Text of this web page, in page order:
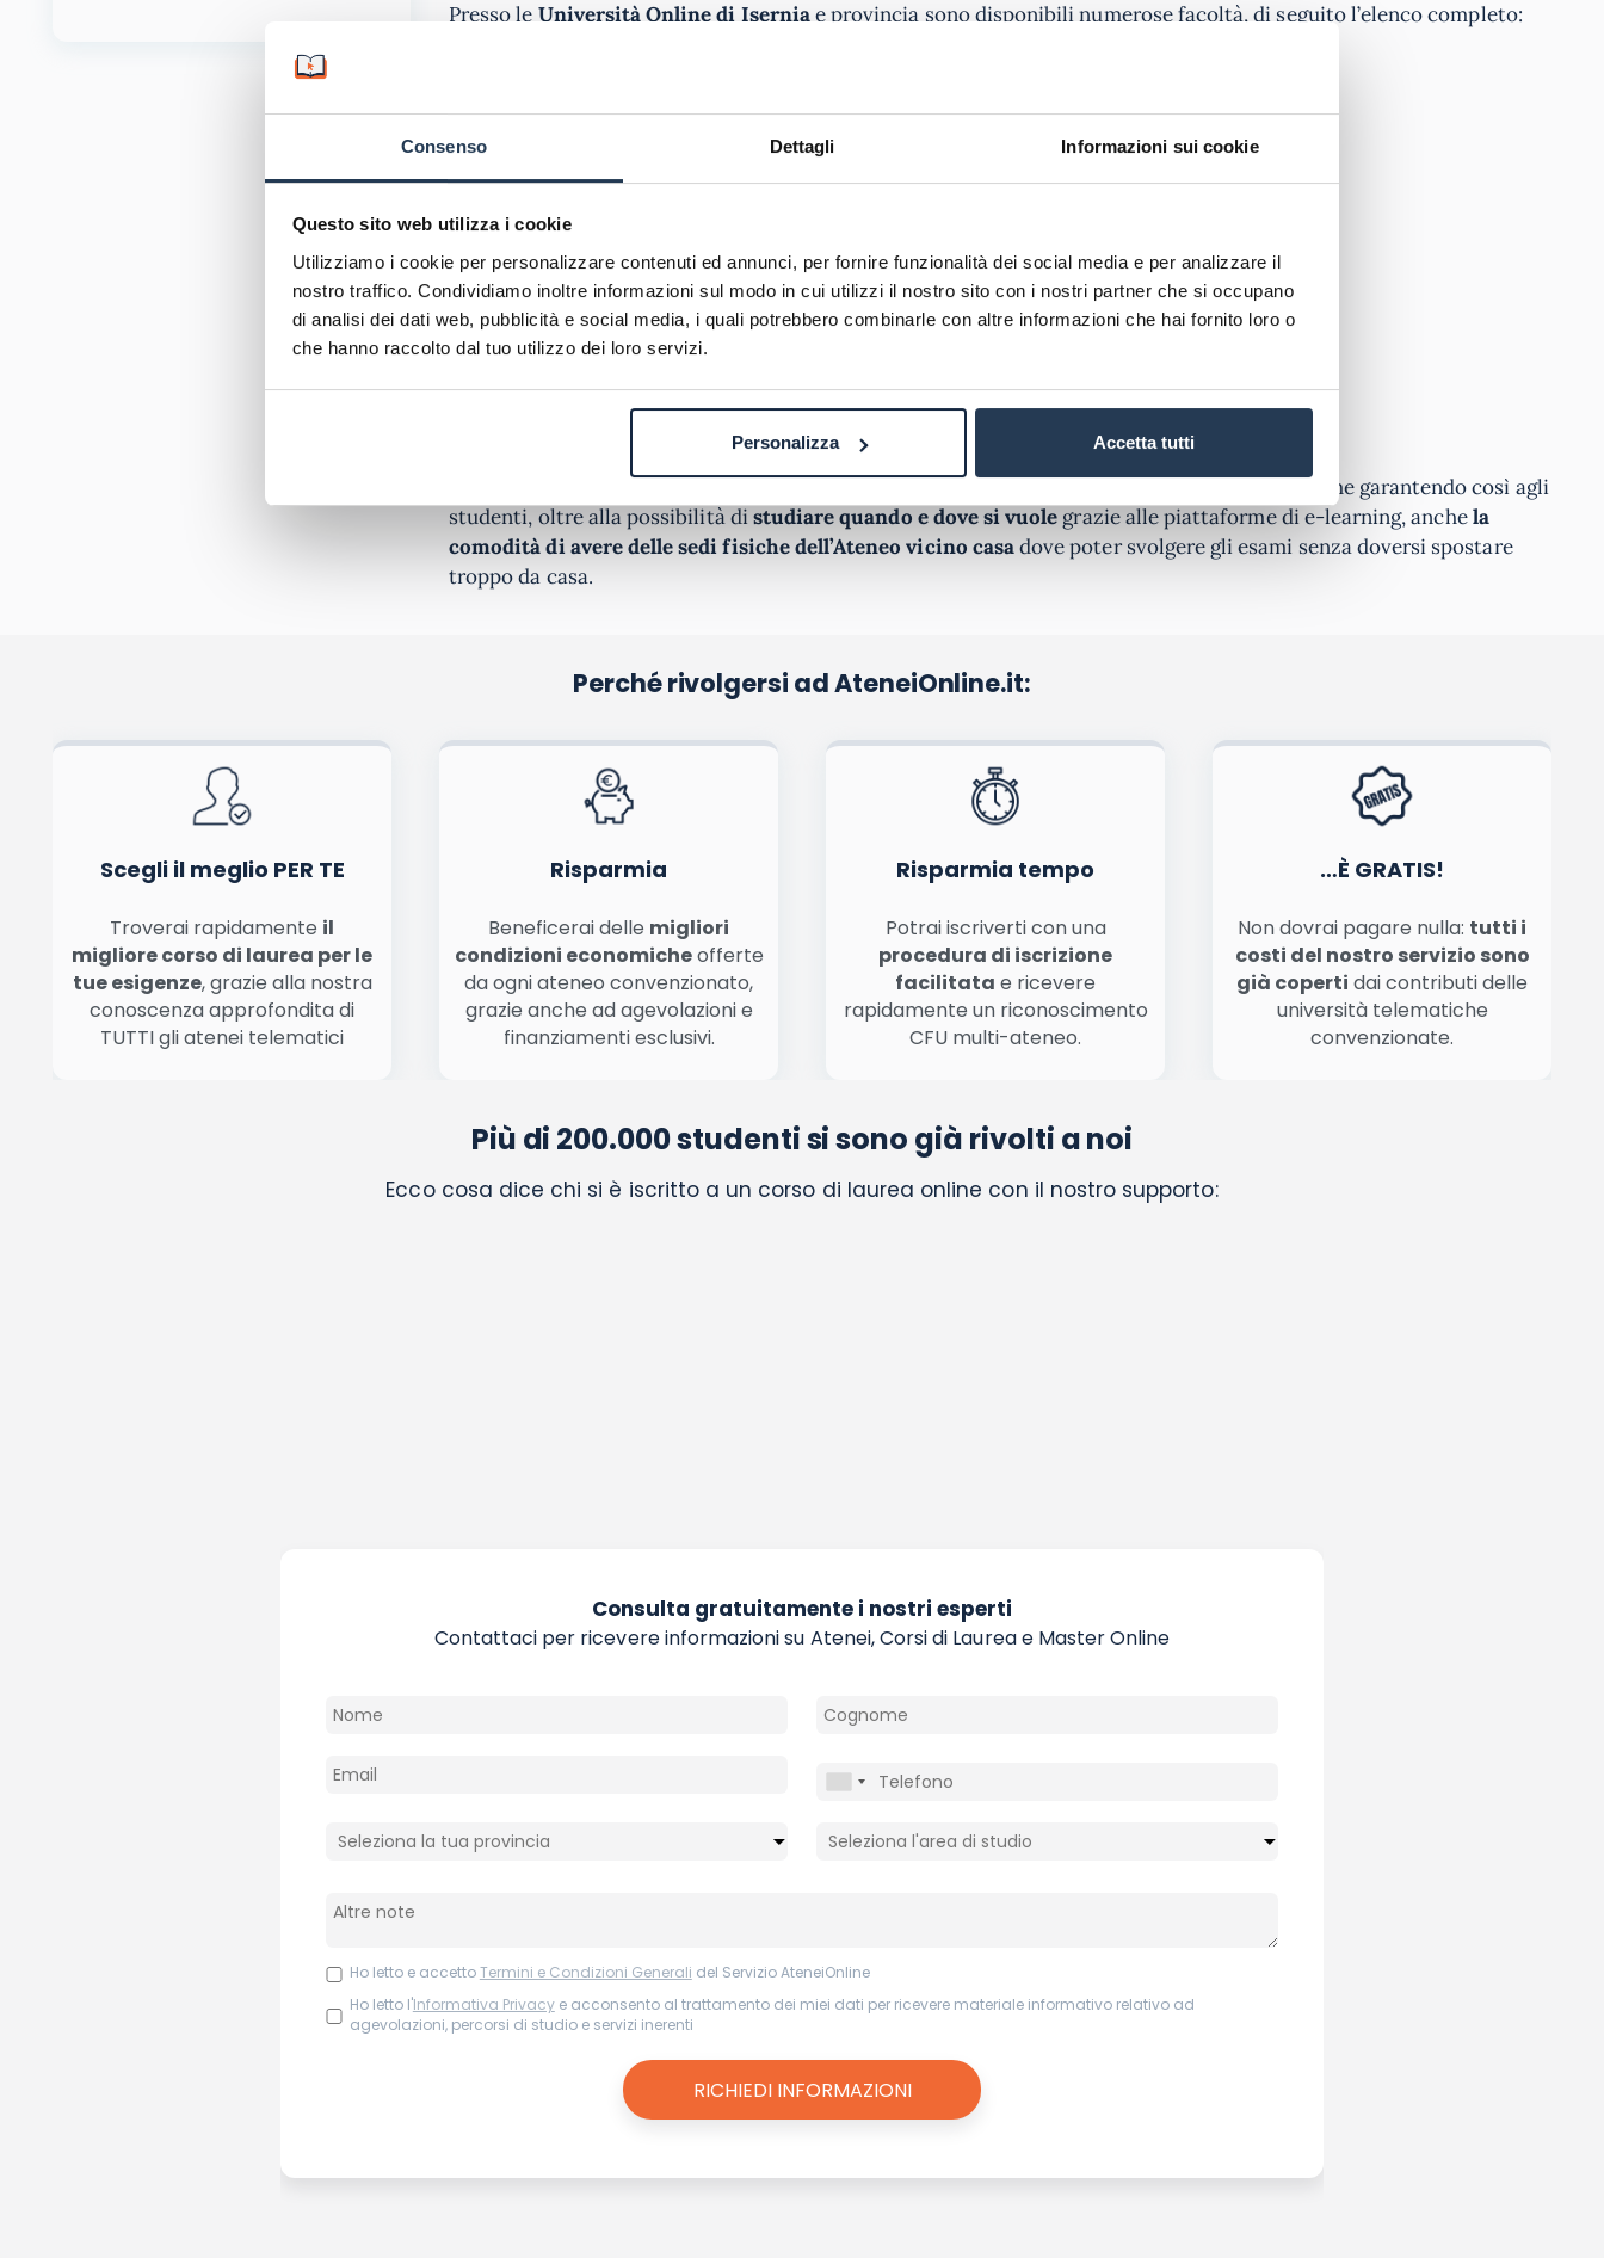
Consenso Dettagli Informazioni sui cookie
Questo sito web utilizza i cookie
Utilizziamo i cookie per personalizzare contenuti ed annunci, per fornire funzionalità dei social media e per analizzare il
nostro traffico. Condividiamo inoltre informazioni sul modo in cui utilizzi il nostro sito con i nostri partner che si occupano
di analisi dei dati web, pubblicità e social media, i quali potrebbero combinarle con altre informazioni che hai fornito loro o
che hanno raccolto dal tuo utilizzo dei loro servizi.
Personalizza Accetta tutti
Presso le Università Online di Iserniae provincia sono disponibili numerose facoltà, di seguito l’elenco completo:
Criminologia:
Ingegneria
Ingegneria Civile: Uninettuno
Ingegneria Gestionale: Uninettuno
Ingegneria Informatica
Scienze dell’Amministrazione:Unitelma
Scienze della Comunicazione: Uninettuno
e provincia mettono a disposizione la propria sede d’esame garantendo così agli
studenti, oltre alla possibilità distudiare quando e dove si vuole grazie alle piattaforme di e-learning, anchela
comodità di avere delle sedi fisiche dell’Ateneo vicino casadove poter svolgere gli esami senza doversi spostare
troppo da casa.
Perché rivolgersi ad AteneiOnline.it:
Scegli il meglio PER TE
Troverai rapidamente il
migliore corso di laurea per le
tue esigenze, grazie alla nostra
conoscenza approfondita di
TUTTI gli atenei telematici
Risparmia
Beneficerai delle migliori
condizioni economicheofferte
da ogni ateneo convenzionato,
grazie anche ad agevolazioni e
finanziamenti esclusivi.
Risparmia tempo
Potrai iscriverti con una
procedura di iscrizione
facilitata e ricevere
rapidamente un riconoscimento
CFU multi-ateneo.
…È GRATIS!
Non dovrai pagare nulla: tutti i
costi del nostro servizio sono
già coperti dai contributi delle
università telematiche
convenzionate.
Più di 200.000 studenti si sono già rivolti a noi
Ecco cosa dice chi si è iscritto a un corso di laurea online con il nostro supporto:
Consulta gratuitamente i nostri esperti
Contattaci per ricevere informazioni su Atenei, Corsi di Laurea e Master Online
Ho letto e accettoTermini e Condizioni Generali del Servizio AteneiOnline
Ho letto l'Informativa Privacye acconsento al trattamento dei miei dati per ricevere materiale informativo relativo ad
agevolazioni, percorsi di studio e servizi inerenti